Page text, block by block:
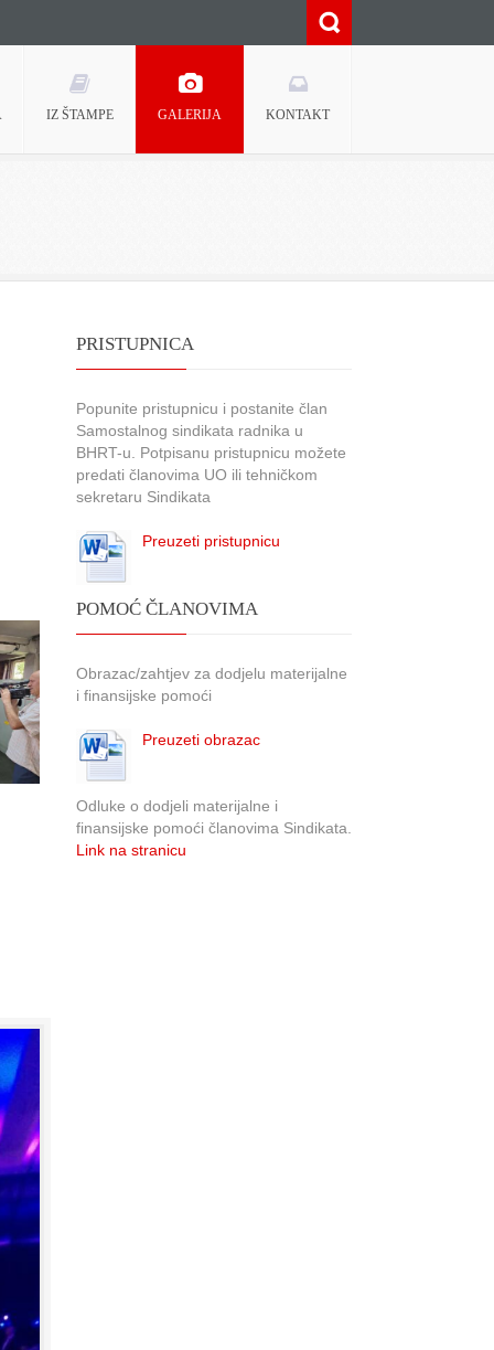
IZ ŠTAMPE GALERIJA KONTAKT
PRISTUPNICA
Popunite pristupnicu i postanite član
Samostalnog sindikata radnika u
BHRT-u. Potpisanu pristupnicu možete
predati članovima UO ili tehničkom
sekretaru Sindikata
Preuzeti pristupnicu
POMOĆ ČLANOVIMA
Obrazac/zahtjev za dodjelu materijalne
i finansijske pomoći
Preuzeti obrazac
Odluke o dodjeli materijalne i
finansijske pomoći članovima Sindikata.
Link na stranicu